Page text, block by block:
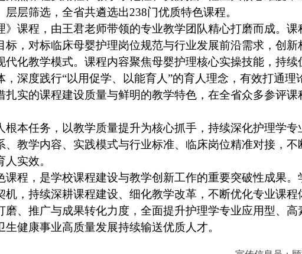
层筛选，全省共遴选出238门优质特色课程。
》课程，由王君老师带领的专业教学团队精心打磨而成。课
标，对标临床母婴护理岗位规范与行业发展前沿需求，创新
代化教学模式。课程内容聚焦母婴护理核心实操技能，持续
深度践行“以用促学、以能育人”的育人理念，有效打通理
扎实的课程建设质量与鲜明的教学特色，在全省众多参评课
根本任务，以教学质量提升为核心抓手，持续深化护理学专
、教学内容、实践模式与行业标准、临床岗位精准对接，不
实效。
课程，是学校课程建设与教学创新工作的重要突破性成果。
机，持续深耕课程建设、细化教学改革，不断优化专业课程
磨、推广与成果转化力度，全面提升护理学专业应用型、高
健康事业高质量发展持续输送优质人才。